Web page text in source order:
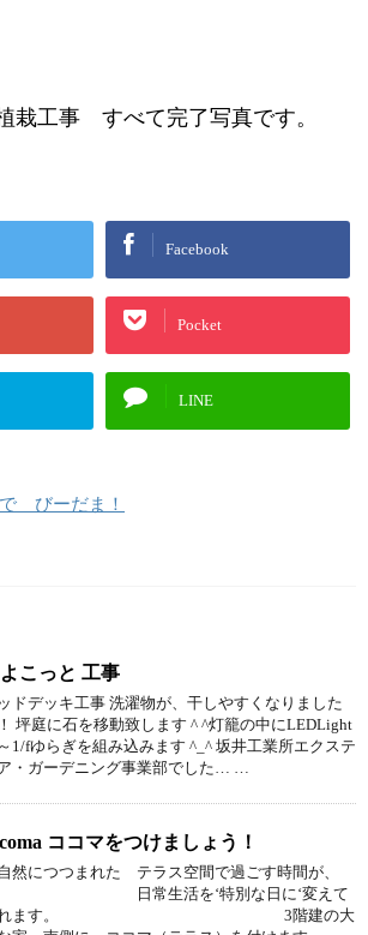
事 すべて完了写真です。
Facebook
Pocket
LINE
びーだま！
こっと 工事
ドデッキ工事 洗濯物が、干しやすくなりました
坪庭に石を移動致します ^ ^灯籠の中にLEDLight
1/fゆらぎを組み込みます ^_^ 坂井工業所エクステ
・ガーデニング事業部でした… …
ココマをつけましょう！
然につつまれた テラス空間で過ごす時間が、
常生活を‘特別な日に‘変えて
れます。 3階建の大